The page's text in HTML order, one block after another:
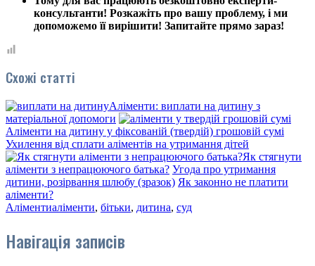
консультанти! Розкажіть про вашу проблему, і ми
допоможемо її вирішити! Запитайте прямо зараз!
Схожі статті
Аліменти: виплати на дитину з
матеріальної допомоги
Аліменти на дитину у фіксованій (твердій) грошовій сумі
Ухилення від сплати аліментів на утримання дітей
Як стягнути
аліменти з непрацюючого батька? Угода про утримання
дитини, розірвання шлюбу (зразок) Як законно не платити
аліменти?
Аліментиаліменти, бітьки, дитина, суд
Навігація записів